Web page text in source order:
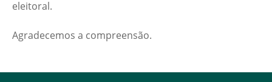
eleitoral.
Agradecemos a compreensão.